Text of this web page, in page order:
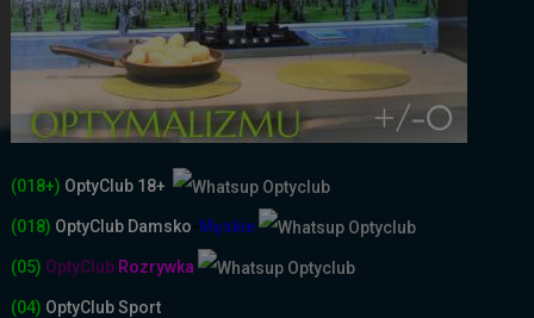
(018+) OptyClub 18+
(018) OptyClub Damsko Męskie
(05) OptyClub Rozrywka
(04) OptyClub Sport